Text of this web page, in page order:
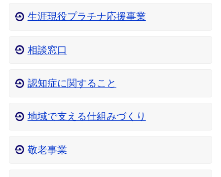
生涯現役プラチナ応援事業
相談窓口
認知症に関すること
地域で支える仕組みづくり
敬老事業